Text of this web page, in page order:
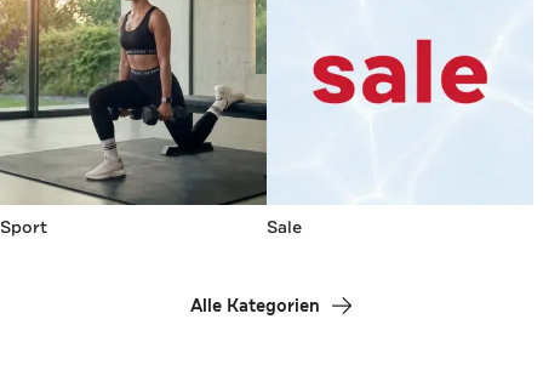
Sport Sale
Alle Kategorien